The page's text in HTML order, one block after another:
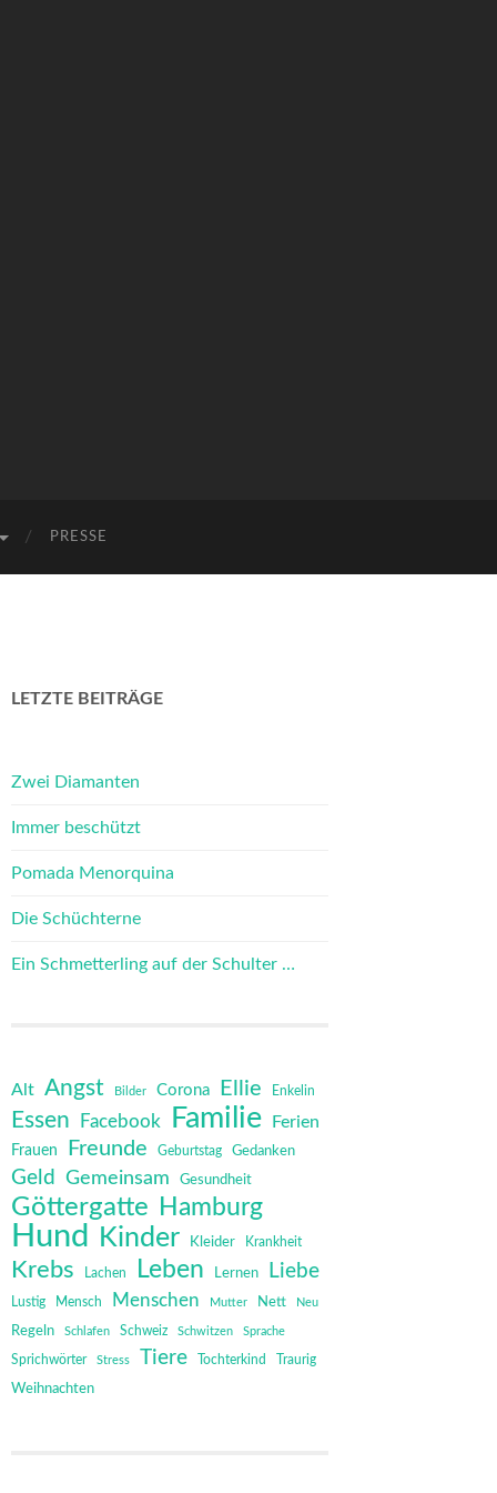
PRESSE
LETZTE BEITRÄGE
Zwei Diamanten
Immer beschützt
Pomada Menorquina
Die Schüchterne
Ein Schmetterling auf der Schulter …
Alt Angst Bilder Corona Ellie Enkelin
Essen Facebook Familie Ferien
Frauen Freunde Geburtstag Gedanken
Geld Gemeinsam Gesundheit
Göttergatte Hamburg
Hund Kinder Kleider Krankheit
Krebs Lachen Leben Lernen Liebe
Lustig Mensch Menschen Mutter Nett Neu
Regeln Schlafen Schweiz Schwitzen Sprache
Sprichwörter Stress Tiere Tochterkind Traurig
Weihnachten